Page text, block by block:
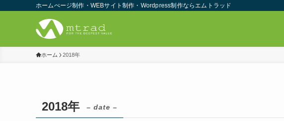
ホームぺージ制作・WEBサイト制作・Wordpress制作ならエムトラッド
ホーム 2018年
2018年 – date –